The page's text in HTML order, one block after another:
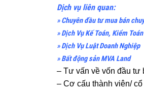
Dịch vụ liên quan:
» Chuyên đầu tư mua bán
» Dịch Vụ Kế Toán, Kiểm Toán
» Dịch Vụ Luật Doanh Nghiệp
» Bất động sản MVA Land
– Tư vấn về vốn đầu tư
– Cơ cấu thành viên/ cổ